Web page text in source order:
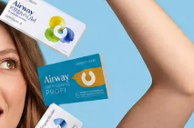
и уменьшает блики
лёгкая